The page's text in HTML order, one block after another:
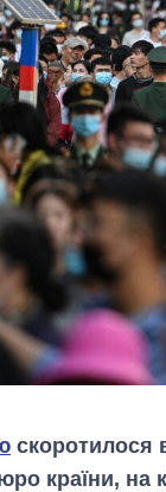
скоротилося
країни, на